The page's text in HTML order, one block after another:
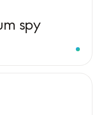
spy